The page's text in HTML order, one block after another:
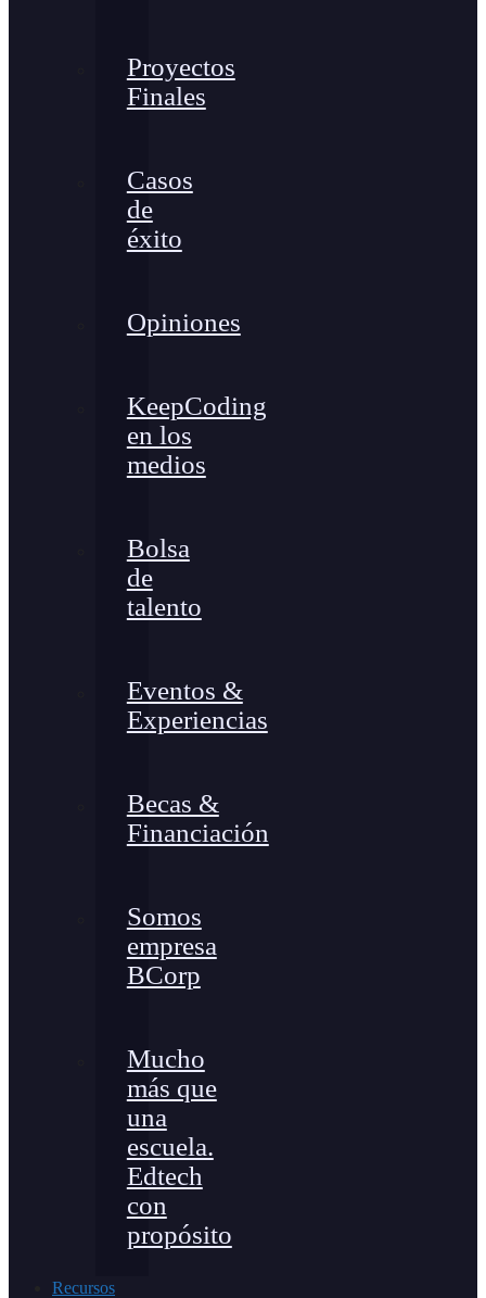
Proyectos
Finales
Casos
de
éxito
Opiniones
KeepCoding
en los
medios
Bolsa
de
talento
Eventos &
Experiencias
Becas &
Financiación
Somos
empresa
BCorp
Mucho
más que
una
escuela.
Edtech
con
propósito
Recursos